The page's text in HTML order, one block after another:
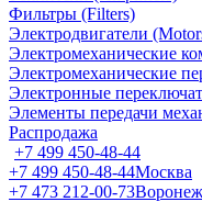
Фильтры (Filters)
Электродвигатели
Электромеханические
Электромеханические
Электронные
Элементы передачи
Распродажа
+7 499 450-48-44
+7 499 450-48-44Москва
+7 473 212-00-73Воронеж